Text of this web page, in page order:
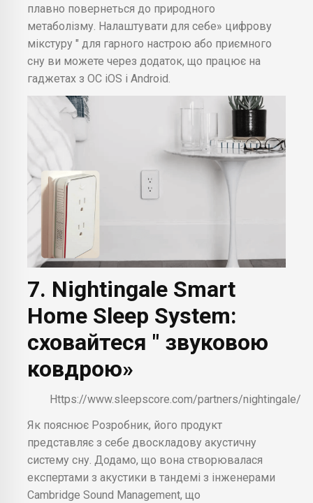
плавно повернеться до природного
метаболізму. Налаштувати для себе» цифрову
мікстуру " для гарного настрою або приємного
сну ви можете через додаток, що працює на
гаджетах з ОС iOS і Android.
7. Nightingale Smart
Home Sleep System:
сховайтеся " звуковою
ковдрою»
Https://www.sleepscore.com/partners/nightingale/
Як пояснює Розробник, його продукт
представляє з себе двоскладову акустичну
систему сну. Додамо, що вона створювалася
експертами з акустики в тандемі з інженерами
Cambridge Sound Management, що